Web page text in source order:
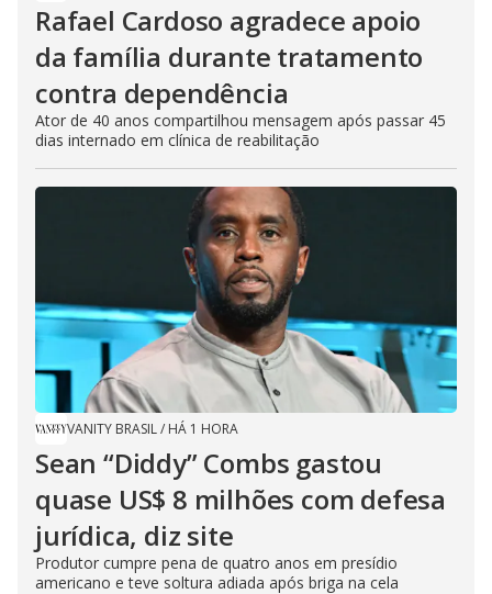
Rafael Cardoso agradece apoio
da família durante tratamento
contra dependência
Ator de 40 anos compartilhou mensagem após passar 45
dias internado em clínica de reabilitação
VANITY BRASIL/ HÁ 1 HORA
Sean “Diddy” Combs gastou
quase US$ 8 milhões com defesa
jurídica, diz site
Produtor cumpre pena de quatro anos em presídio
americano e teve soltura adiada após briga na cela